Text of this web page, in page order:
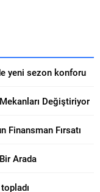
yeni sezon konforu
Değiştiriyor
Finansman Fırsatı
Arada